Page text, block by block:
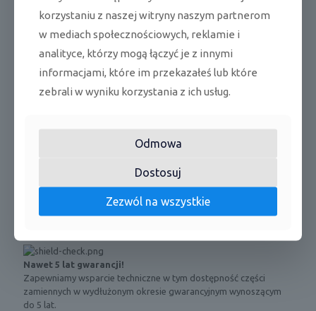
Podgrzewanie sprężarki w niskich
Grzałka
Grzałka tacy ociekowej skraplacza
obecność marki Sinclair na rynku od prawie 20 lat.
Profesjonalna obsługa
Nasz wykwalifikowany i doświadczony zespół oferuje wsparcie
techniczne oraz dobór produktów spełniających Państwa
Nawet 5 lat gwarancji!
Zapewniamy wsparcie techniczne w tym dostępność części
zamiennych w wydłużonym okresie gwarancyjnym wynoszącym
do 5 lat.
korzystaniu z naszej witryny naszym partnerom
w mediach społecznościowych, reklamie i
analityce, którzy mogą łączyć je z innymi
informacjami, które im przekazałeś lub które
zebrali w wyniku korzystania z ich usług.
Odmowa
Dostosuj
Zezwól na wszystkie